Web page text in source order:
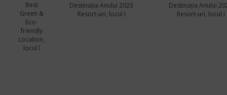
Best
Green &
Eco-
friendly
Location,
locul I
Destinația Anului 2023
Resort-uri, locul I
Destinația Anului
Resort-uri, locul I